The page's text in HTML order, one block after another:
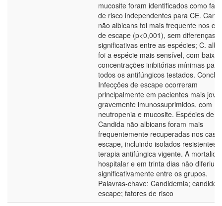
mucosite foram identificados como
de risco independentes para CE.
não albicans foi mais frequente nos
de escape (p<0,001), sem diferenças
significativas entre as espécies; C.
foi a espécie mais sensível, com baixas
concentrações inibitórias mínimas para
todos os antifúngicos testados.
Infecções de escape ocorreram
principalmente em pacientes mais
gravemente imunossuprimidos, com
neutropenia e mucosite. Espécies de
Candida não albicans foram mais
frequentemente recuperadas nos
escape, incluindo isolados resistentes à
terapia antifúngica vigente. A
hospitalar e em trinta dias não diferiu
significativamente entre os grupos.
Palavras-chave: Candidemia;
escape; fatores de risco